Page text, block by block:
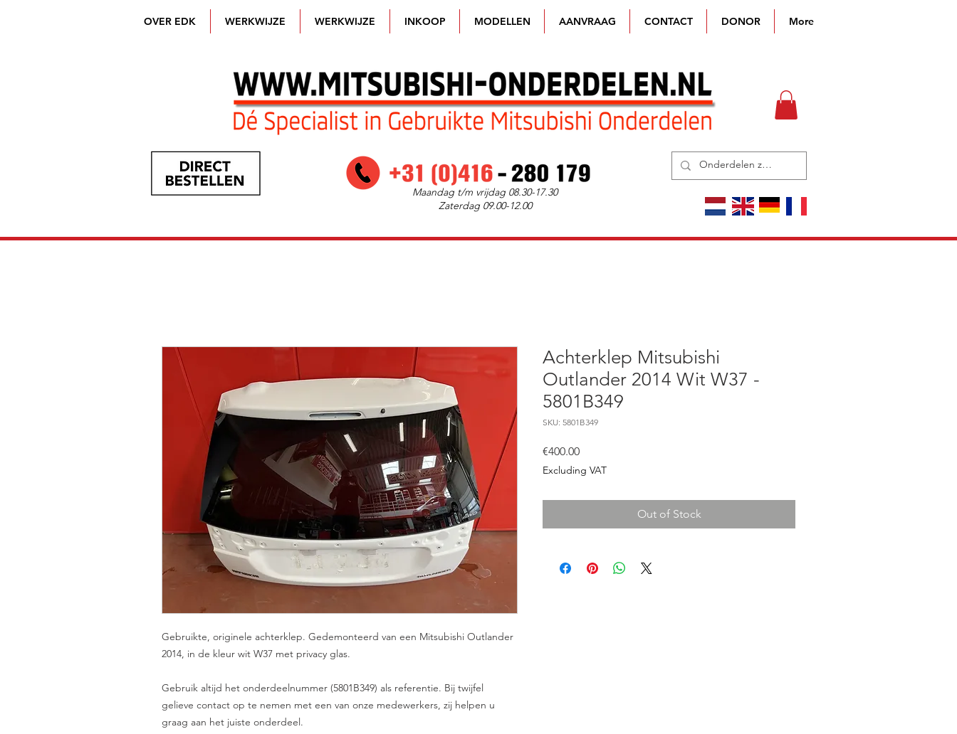
OVER EDK WERKWIJZE WERKWIJZE INKOOP MODELLEN AANVRAAG CONTACT DONOR More
Maandag t/m vrijdag 08.30-17.30
Zaterdag 09.00-12.00
Gebruikte, originele achterklep. Gedemonteerd van een Mitsubishi Outlander
2014, in de kleur wit W37 met privacy glas.
Gebruik altijd het onderdeelnummer (5801B349) als referentie. Bij twijfel
gelieve contact op te nemen met een van onze medewerkers, zij helpen u
graag aan het juiste onderdeel.
Achterklep Mitsubishi
Outlander 2014 Wit W37 -
5801B349
SKU: 5801B349
€400.00Price
Excluding VAT
Out of Stock